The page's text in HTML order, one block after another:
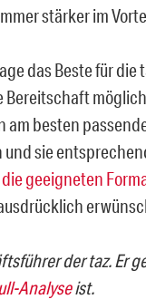
stärker im
das Beste für
besten
und sie
geeigneten
der taz.Er
Analyseist.